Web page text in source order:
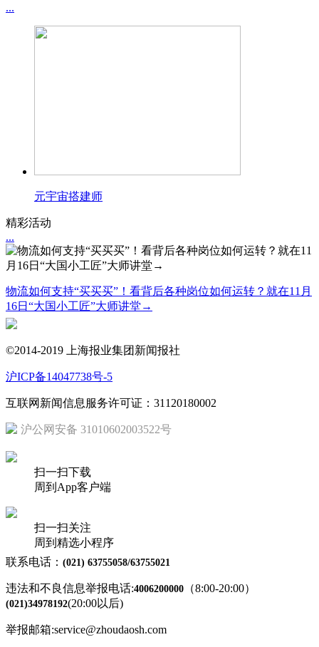
...
元宇宙搭建师
精彩活动
...
物流如何支持“买买买”！看背后各种岗位如何运转？就在11月
16日“大国小工匠”大师讲堂→
©2014-2019 上海报业集团新闻报社
沪ICP备14047738号-5
互联网新闻信息服务许可证：31120180002
沪公网安备 31010602003522号
扫一扫下载
周到App客户端
扫一扫关注
周到精选小程序
联系电话： (021) 63755058/63755021
违法和不良信息举报电话:4006200000 （8:00-20:00）
(021)34978192(20:00以后)
举报邮箱:service@zhoudaosh.com